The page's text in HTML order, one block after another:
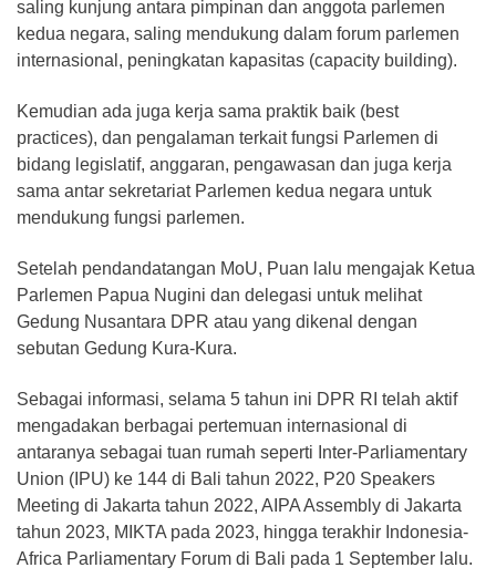
saling kunjung antara pimpinan dan anggota parlemen
kedua negara, saling mendukung dalam forum parlemen
internasional, peningkatan kapasitas (capacity building).
Kemudian ada juga kerja sama praktik baik (best
practices), dan pengalaman terkait fungsi Parlemen di
bidang legislatif, anggaran, pengawasan dan juga kerja
sama antar sekretariat Parlemen kedua negara untuk
mendukung fungsi parlemen.
Setelah pendandatangan MoU, Puan lalu mengajak Ketua
Parlemen Papua Nugini dan delegasi untuk melihat
Gedung Nusantara DPR atau yang dikenal dengan
sebutan Gedung Kura-Kura.
Sebagai informasi, selama 5 tahun ini DPR RI telah aktif
mengadakan berbagai pertemuan internasional di
antaranya sebagai tuan rumah seperti Inter-Parliamentary
Union (IPU) ke 144 di Bali tahun 2022, P20 Speakers
Meeting di Jakarta tahun 2022, AIPA Assembly di Jakarta
tahun 2023, MIKTA pada 2023, hingga terakhir Indonesia-
Africa Parliamentary Forum di Bali pada 1 September lalu.